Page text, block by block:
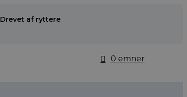
Drevet af ryttere
0 emner